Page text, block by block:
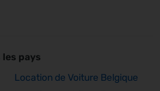
pays
Location de Voiture Belgique